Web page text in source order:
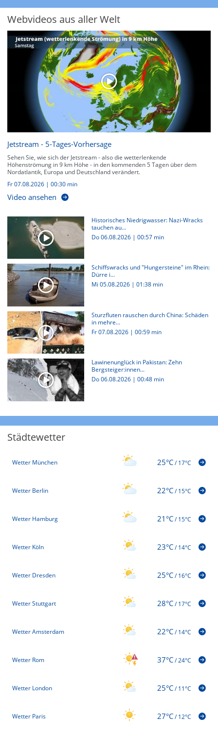
Webvideos aus aller Welt
Jetstream - 5-Tages-Vorhersage
Sehen Sie, wie sich der Jetstream - also die wetterlenkende
Höhenströmung in 9 km Höhe - in den kommenden 5 Tagen über dem
Nordatlantik, Europa und Deutschland verändert.
Fr 07.08.2026 | 00:30 min
Video ansehen
Historisches Niedrigwasser: Nazi-Wracks
tauchen au...
Do 06.08.2026 |00:57 min
Schiffswracks und "Hungersteine" im Rhein:
Dürre i...
Mi 05.08.2026 |01:38 min
Sturzfluten rauschen durch China: Schäden
in mehre...
Fr 07.08.2026 |00:59 min
Lawinenunglück in Pakistan: Zehn
Bergsteiger:innen...
Do 06.08.2026 |00:48 min
Städtewetter
Wetter München 25°C/17°C
Wetter Berlin 22°C/15°C
Wetter Hamburg 21°C/15°C
Wetter Köln 23°C/14°C
Wetter Dresden 25°C/16°C
Wetter Stuttgart 28°C/17°C
Wetter Amsterdam 22°C/14°C
Wetter Rom 37°C/24°C
Wetter London 25°C/11°C
Wetter Paris 27°C/12°C